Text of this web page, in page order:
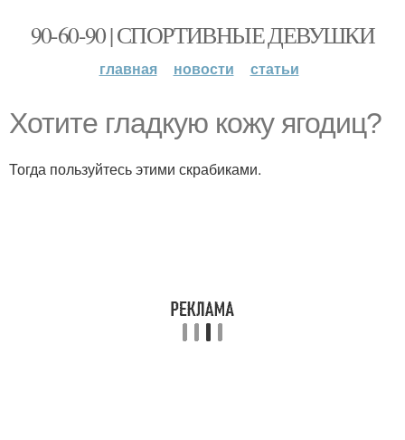
90-60-90 | СПОРТИВНЫЕ ДЕВУШКИ
главная новости статьи
Хотите гладкую кожу ягодиц?
Тогда пользуйтесь этими скрабиками.